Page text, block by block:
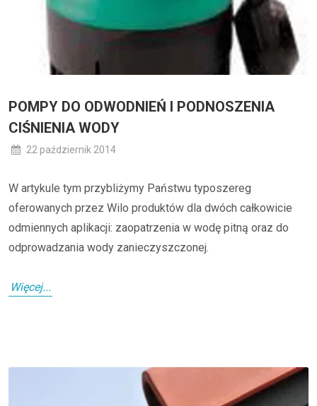
POMPY DO ODWODNIEŃ I PODNOSZENIA
CIŚNIENIA WODY
22 październik 2014
W artykule tym przybliżymy Państwu typoszereg
oferowanych przez Wilo produktów dla dwóch całkowicie
odmiennych aplikacji: zaopatrzenia w wodę pitną oraz do
odprowadzania wody zanieczyszczonej.
Więcej...